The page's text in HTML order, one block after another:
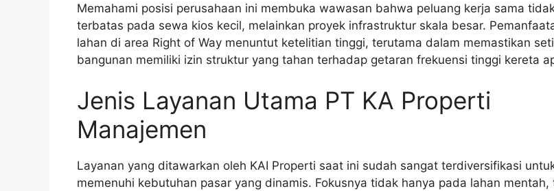
Memahami posisi perusahaan ini membuka wawasan bahwa peluang kerja sama
terbatas pada sewa kios kecil, melainkan proyek infrastruktur skala besar.
lahan di area Right of Way menuntut ketelitian tinggi, terutama dalam memastikan
bangunan memiliki izin struktur yang tahan terhadap getaran frekuensi tinggi kereta
Jenis Layanan Utama PT KA Properti
Manajemen
Layanan yang ditawarkan oleh KAI Properti saat ini sudah sangat terdiversifikasi
memenuhi kebutuhan pasar yang dinamis. Fokusnya tidak hanya pada lahan mentah,